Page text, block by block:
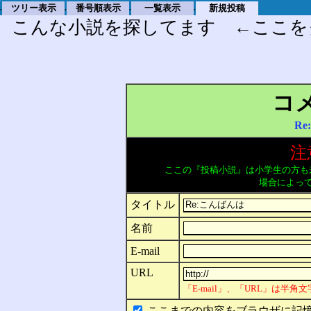
. ツリー表示 . 番号順表示 . 一覧表示 . 新規投稿
こんな小説を探してます ←ここを
コ
注
ここの『投稿小説』は小学生の方
場合によっ
タイトル
名前
E-mail
URL
「E-mail」、「URL」は半角